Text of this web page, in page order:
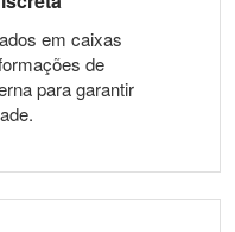
em caixas
de
para garantir